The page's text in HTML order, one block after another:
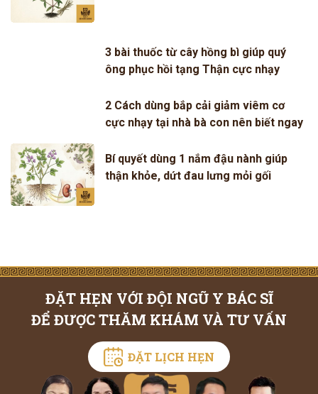
3 bài thuốc từ cây hồng bì giúp quý
ông phục hồi tạng Thận cực nhạy
2 Cách dùng bắp cải giảm viêm cơ
cực nhạy tại nhà bà con nên biết ngay
Bí quyết dùng 1 nắm đậu nành giúp
thận khỏe, dứt đau lưng mỏi gối
ĐẶT HẸN VỚI ĐỘI NGŨ Y BÁC SĨ
ĐỂ ĐƯỢC THĂM KHÁM VÀ TƯ VẤN
ĐẶT LỊCH HẸN